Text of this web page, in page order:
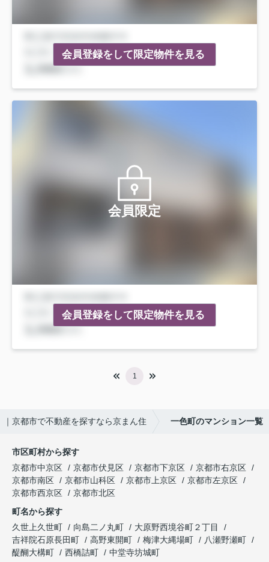
会員登録をして限定物件を見る
会員限定
会員登録をして限定物件を見る
1
｜京都市で不動産を探すなら京まん住 一色町のマンション一覧
市区町村から探す
京都市中京区
京都市伏見区 京都市下京区
京都市右京区
京都市南区
京都市山科区 京都市上京区
京都市左京区
京都市西京区
京都市北区
町名から探す
久世上久世町
向島二ノ丸町
大原野西境谷町２丁目
吉祥院石原長田町
高野東開町 梅津大縄場町
八瀬野瀬町
醍醐大構町
西橋詰町
中堂寺坊城町